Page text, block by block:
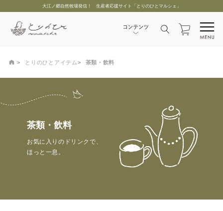
大江ノ郷自然牧場発信！ 生産者応援サイト「とりのひとマルシェ」
とりのひとアイテム 茶類・飲料
茶類・飲料
お気に入りのドリンクで、
ほっと一息。